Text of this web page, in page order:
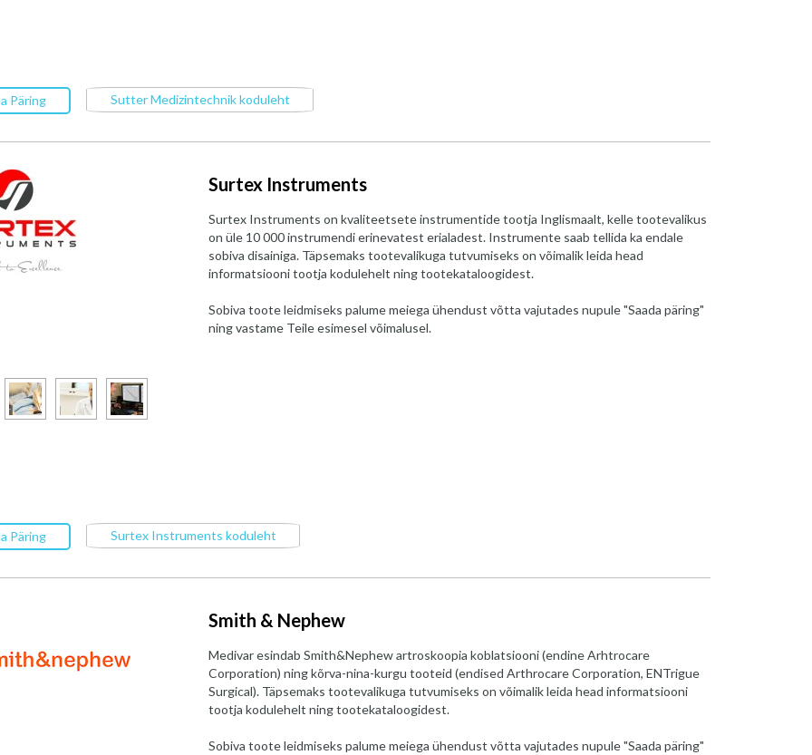
Päring Sutter Medizintechnik koduleht
Surtex Instruments
Surtex Instruments on kvaliteetsete instrumentide tootja Inglismaalt, kelle tootevalikus
on üle 10 000 instrumendi erinevatest erialadest. Instrumente saab tellida ka endale
sobiva disainiga. Täpsemaks tootevalikuga tutvumiseks on võimalik leida head
informatsiooni tootja kodulehelt ning tootekataloogidest.
Sobiva toote leidmiseks palume meiega ühendust võtta vajutades nupule "Saada päring"
ning vastame Teile esimesel võimalusel.
Päring Surtex Instruments koduleht
Smith & Nephew
Medivar esindab Smith&Nephew artroskoopia koblatsiooni (endine Arhtrocare
Corporation) ning kõrva-nina-kurgu tooteid (endised Arthrocare Corporation, ENTrigue
Surgical). Täpsemaks tootevalikuga tutvumiseks on võimalik leida head informatsiooni
tootja kodulehelt ning tootekataloogidest.
Sobiva toote leidmiseks palume meiega ühendust võtta vajutades nupule "Saada päring"